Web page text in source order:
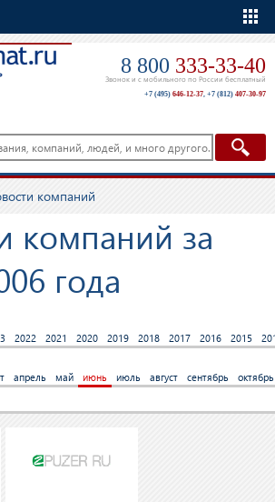
8 800 333-33-40
Звонок и с мобильного по России бесплатный
+7 (495) 646-12-37, +7 (812) 407-30-97
компаний
компаний за
года
2022 2021 2020 2019 2018 2017 2016 2015
апрель май июнь июль август сентябрь октябрь